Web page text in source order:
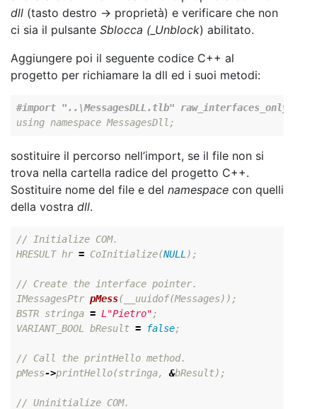
dll (tasto destro -> proprietà) e verificare che non
ci sia il pulsante Sblocca (_Unblock) abilitato.
Aggiungere poi il seguente codice C++ al
progetto per richiamare la dll ed i suoi metodi:
using namespace MessagesDll ;
sostituire il percorso nell’import, se il file non si
trova nella cartella radice del progetto C++.
Sostituire nome del file e del namespace con quelli
della vostra dll.
// Initialize COM.
HRESULT hr = CoInitialize(NULL );
// Create the interface pointer.
IMessagesPtr pMess( __uuidof(Messages));
BSTR stringa = L"Pietro";
VARIANT_BOOL
bResult = false;
// Call the printHello method.
pMess->printHello(stringa, &bResult);
// Uninitialize COM.